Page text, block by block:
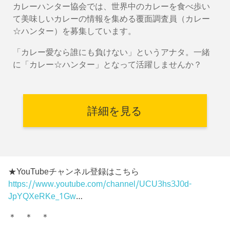
カレーハンター協会では、世界中のカレーを食べ歩い
て美味しいカレーの情報を集める覆面調査員（カレー
☆ハンター）を募集しています。
「カレー愛なら誰にも負けない」というアナタ。一緒
に「カレー☆ハンター」となって活躍しませんか？
詳細を見る
★YouTubeチャンネル登録はこちら
https://www.youtube.com/channel/UCU3hs3J0d-
JpYQXeRKe_1Gw…
＊ ＊ ＊